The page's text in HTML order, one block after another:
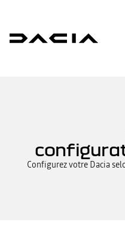
Configurez votre Dacia